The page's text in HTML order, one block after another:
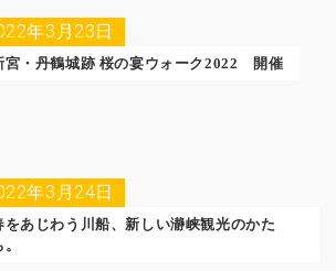
年3月23日
宮・丹鶴城跡 桜の宴ウォーク2022 開催
年3月24日
をあじわう川船、新しい瀞峡観光のかた